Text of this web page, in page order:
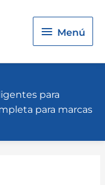
Menú
Menú
para
para marcas